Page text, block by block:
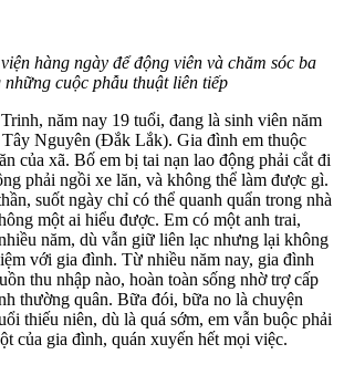
hàng ngày để động viên và chăm sóc ba
những cuộc phẫu thuật liên tiếp
năm nay 19 tuổi, đang là sinh viên năm
Nguyên (Đắk Lắk). Gia đình em thuộc
của xã. Bố em bị tai nạn lao động phải cắt đi
phải ngồi xe lăn, và không thể làm được gì.
suốt ngày chỉ có thể quanh quẩn trong nhà
một ai hiểu được. Em có một anh trai,
năm, dù vẫn giữ liên lạc nhưng lại không
với gia đình. Từ nhiều năm nay, gia đình
thu nhập nào, hoàn toàn sống nhờ trợ cấp
thường quân. Bữa đói, bữa no là chuyện
thiếu niên, dù là quá sớm, em vẫn buộc phải
của gia đình, quán xuyến hết mọi việc.